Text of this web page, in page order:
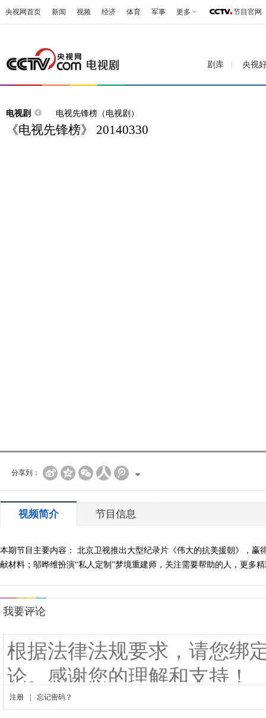
央视网首页 新闻 视频 经济 体育 军事 更多 节目官网
剧库 央视
电视剧 电视先锋榜（电视剧）
《电视先锋榜》 20140330
分享到：
视频简介 节目信息
本期节目主要内容： 北京卫视推出大型纪录片《伟大的抗美援朝》，
献材料；邬晔维扮演“私人定制”梦境重建师，关注需要帮助的人，更多